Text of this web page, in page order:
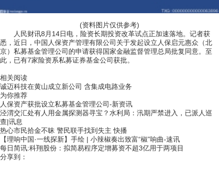
(资料图片仅供参考)
人民财讯8月14日电，险资长期投资改革试点正加速落地。记者获
悉，近日，中国人保资产管理有限公司关于发起设立人保启元惠众（北
京）私募基金管理公司的申请获得国家金融监督管理总局批复同意。至
此，已有7家险资系私募证券基金公司获批。
相关阅读
诚迈科技在黄山成立新公司 含集成电路业务
为你推荐
人保资产获批设立私募基金管理公司-新资讯
泾渭交汇处有人用金属探测器寻宝？水利局：汛期严禁进入，已派人巡
查|讯息
热心市民拾金不昧 警民联手找到失主 快播
【理响中国·一线探新】手绘 | 小辣椒奏出致富“椒”响曲-速讯
每日简讯:科翔股份：拟简易程序定增募资不超3亿用于两项目
分享到：